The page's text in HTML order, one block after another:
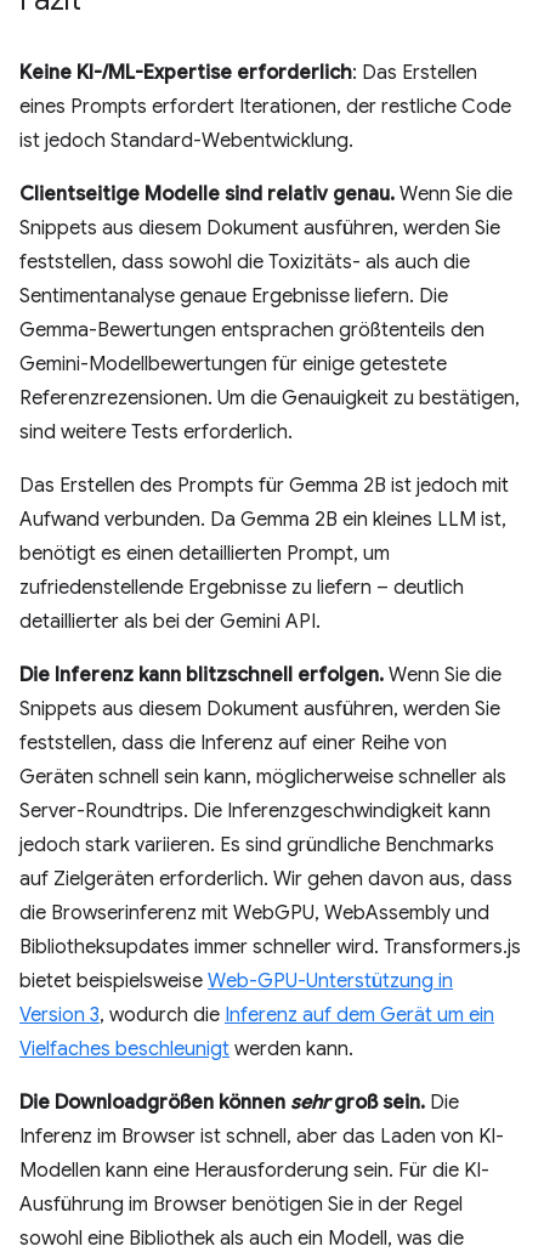
Keine KI-/ML-Expertise erforderlich: Das Erstellen
eines Prompts erfordert Iterationen, der restliche Code
ist jedoch Standard-Webentwicklung.
Clientseitige Modelle sind relativ genau. Wenn Sie die
Snippets aus diesem Dokument ausführen, werden Sie
feststellen, dass sowohl die Toxizitäts- als auch die
Sentimentanalyse genaue Ergebnisse liefern. Die
Gemma-Bewertungen entsprachen größtenteils den
Gemini-Modellbewertungen für einige getestete
Referenzrezensionen. Um die Genauigkeit zu bestätigen,
sind weitere Tests erforderlich.
Das Erstellen des Prompts für Gemma 2B ist jedoch mit
Aufwand verbunden. Da Gemma 2B ein kleines LLM ist,
benötigt es einen detaillierten Prompt, um
zufriedenstellende Ergebnisse zu liefern – deutlich
detaillierter als bei der Gemini API.
Die Inferenz kann blitzschnell erfolgen. Wenn Sie die
Snippets aus diesem Dokument ausführen, werden Sie
feststellen, dass die Inferenz auf einer Reihe von
Geräten schnell sein kann, möglicherweise schneller als
Server-Roundtrips. Die Inferenzgeschwindigkeit kann
jedoch stark variieren. Es sind gründliche Benchmarks
auf Zielgeräten erforderlich. Wir gehen davon aus, dass
die Browserinferenz mit WebGPU, WebAssembly und
Bibliotheksupdates immer schneller wird. Transformers.js
bietet beispielsweise Web-GPU-Unterstützung in
Version 3, wodurch die Inferenz auf dem Gerät um ein
Vielfaches beschleunigt werden kann.
Die Downloadgrößen können sehrgroß sein. Die
Inferenz im Browser ist schnell, aber das Laden von KI-
Modellen kann eine Herausforderung sein. Für die KI-
Ausführung im Browser benötigen Sie in der Regel
sowohl eine Bibliothek als auch ein Modell, was die